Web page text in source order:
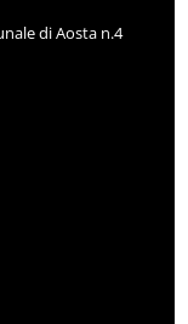
di Aosta n.4